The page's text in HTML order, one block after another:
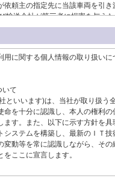
のキャンセル料となります。
自動車等に特異な事情がある場合
」等の提示をするものとします。
を実施いたします。この確認点検
たします。詳しくは、「車両点検
果、お申込み時の内容と異なるこ
が発生する場合がございます。
件車両をご指定の納車時立会人
依頼主の指定先に当該車両を引き
輸送会社が第三者に損害を与え
いて第 三者に対する損害を賠償
当該車両の一部滅失又は毀損に
車両を受け取ったときに消滅しま
た次の損害については、免責とさ
因による外観品質の欠陥、自然
よる損害
、走行車両からの落下物、跳ね
用に関する個人情報の取り扱いに
いて
といいます)は、当社が取り扱う
命を十分に認識し、本人の権利の
ます。また、以下に示す方針を具
システムを構築し、最新のＩＴ
変動等を常に認識しながら、そ
ここに宣言します。